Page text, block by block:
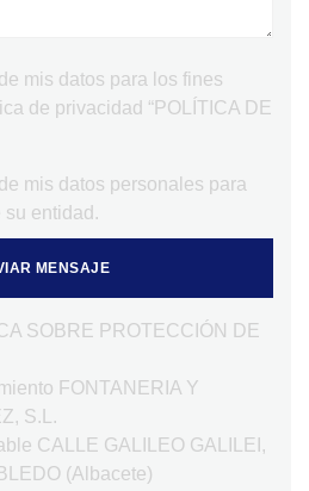
mis datos para los fines
de privacidad “POLÍTICA DE
mis datos personales para
entidad.
SOBRE PROTECCIÓN DE
FONTANERIA Y
S.L.
CALLE GALILEO GALILEI,
(Albacete)